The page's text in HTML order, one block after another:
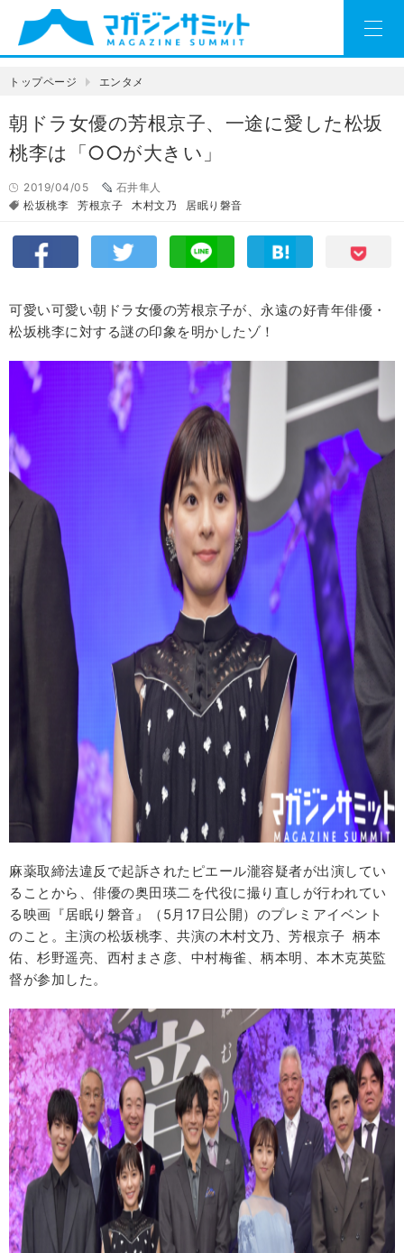
トップページ エンタメ
朝ドラ女優の芳根京子、一途に愛した松坂
桃李は「○○が大きい」
2019/04/05
石井隼人
松坂桃李
芳根京子 木村文乃 居眠り磐音
可愛い可愛い朝ドラ女優の芳根京子が、永遠の好青年俳優・
松坂桃李に対する謎の印象を明かしたゾ！
麻薬取締法違反で起訴されたピエール瀧容疑者が出演してい
ることから、俳優の奥田瑛二を代役に撮り直しが行われてい
る映画『居眠り磐音』（5月17日公開）のプレミアイベント
のこと。主演の松坂桃李、共演の木村文乃、芳根京子 柄本
佑、杉野遥亮、西村まさ彦、中村梅雀、柄本明、本木克英監
督が参加した。